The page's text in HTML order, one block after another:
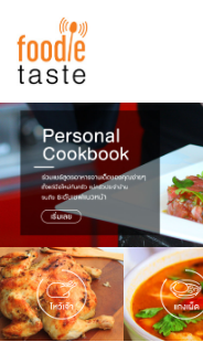
สูตรอาหาร
สูตรอาหารล่าสุด
Top Foodie
พาไปชิม
สารพันก้นครัว
เคล็ดลับน่ารู้
FoodPedia